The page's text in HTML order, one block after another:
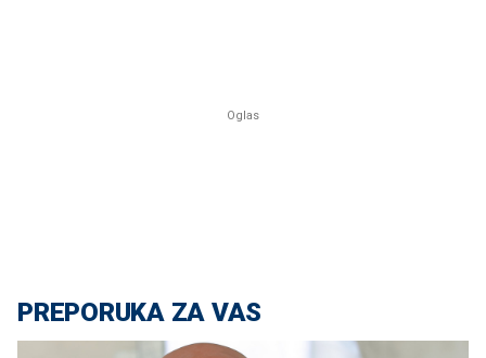
PREPORUKA ZA VAS